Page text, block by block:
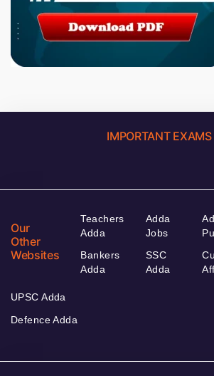
IMPORTANT EXAMS
Our
Other
Websites
Teachers
Adda
Bankers
Adda
Adda
Jobs
SSC
Adda
UPSC Adda
Defence Adda